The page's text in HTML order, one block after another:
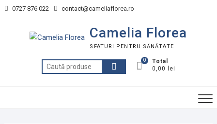
Skip 0727 876 022 contact@cameliaflorea.ro
Camelia Florea
SFATURI PENTRU SĂNĂTATE
Caută
după:
0
Total
0,00 lei